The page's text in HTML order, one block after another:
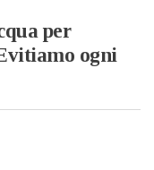
per
ogni